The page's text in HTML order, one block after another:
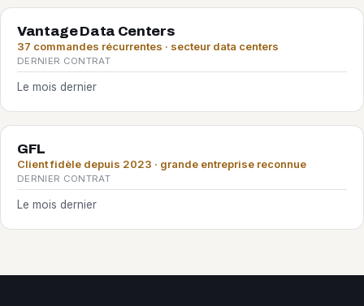
Vantage Data Centers
37 commandes récurrentes · secteur data centers
DERNIER CONTRAT
Le mois dernier
GFL
Client fidèle depuis 2023 · grande entreprise reconnue
DERNIER CONTRAT
Le mois dernier